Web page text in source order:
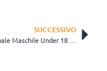
SUCCESSIVO
La Nazionale Maschile Under 18 al lavoro